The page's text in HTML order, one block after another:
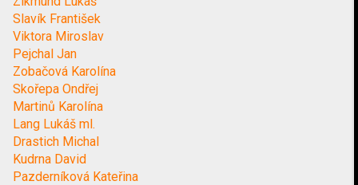
Slavík František
Viktora Miroslav
Pejchal Jan
Zobačová Karolína
Skořepa Ondřej
Martinů Karolína
Lang Lukáš ml.
Drastich Michal
Kudrna David
Pazderníková Kateřina